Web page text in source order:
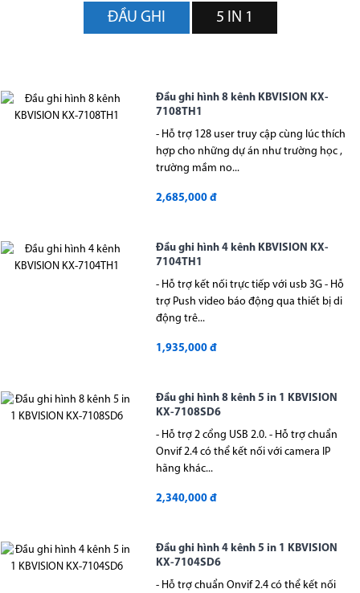
ĐẦU GHI 5 IN 1
Đầu ghi hình 8 kênh KBVISION KX-
7108TH1
- Hỗ trợ 128 user truy cập cùng lúc thích
hợp cho những dự án như trường học ,
trường mầm no...
2,685,000 đ
Đầu ghi hình 4 kênh KBVISION KX-
7104TH1
- Hỗ trợ kết nối trực tiếp với usb 3G - Hỗ
trợ Push video báo động qua thiết bị di
động trê...
1,935,000 đ
Đầu ghi hình 8 kênh 5 in 1 KBVISION
KX-7108SD6
- Hỗ trợ 2 cổng USB 2.0. - Hỗ trợ chuẩn
Onvif 2.4 có thể kết nối với camera IP
hãng khác...
2,340,000 đ
Đầu ghi hình 4 kênh 5 in 1 KBVISION
KX-7104SD6
- Hỗ trợ chuẩn Onvif 2.4 có thể kết nối